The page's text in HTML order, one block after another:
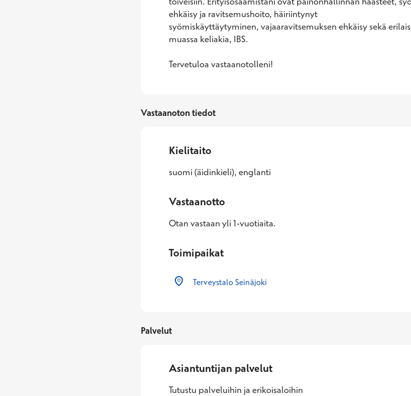
ehkäisy ja ravitsemushoito, häiriintynyt
syömiskäyttäytyminen, vajaaravitsemuksen ehkäisy sekä
muassa keliakia, IBS.
Tervetuloa vastaanotolleni!
Vastaanoton tiedot
Kielitaito
suomi (äidinkieli), englanti
Vastaanotto
Otan vastaan yli 1-vuotiaita.
Toimipaikat
Terveystalo Seinäjoki
Palvelut
Asiantuntijan palvelut
Tutustu palveluihin ja erikoisaloihin